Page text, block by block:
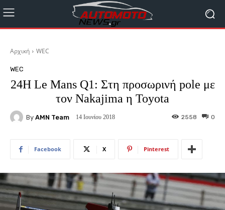
Αρχική WEC
WEC
24H Le Mans Q1: Στη προσωρινή pole με
τον Nakajima η Toyota
By AMN Team 14 Ιουνίου 2018 0
2558
Facebook X Pinterest